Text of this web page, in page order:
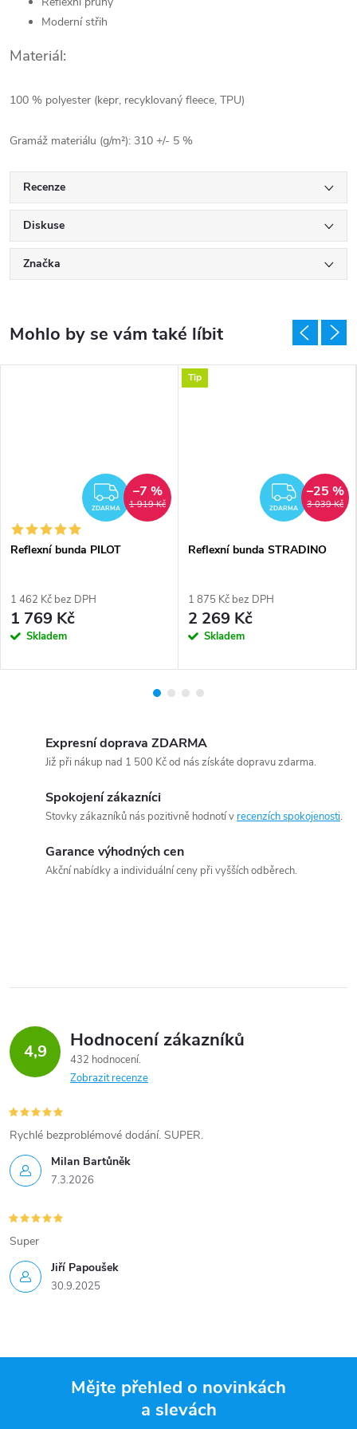
Expresní doprava ZDARMA
Již při nákup nad 1 500 Kč od nás získáte dopravu zdarma.
Spokojení zákazníci
Stovky zákazníků nás pozitivně hodnotí v recenzích spokojenosti.
Garance výhodných cen
Akční nabídky a individuální ceny při vyšších odběrech.
Moderní střih
Materiál:
100 % polyester (kepr, recyklovaný fleece, TPU)
Gramáž materiálu (g/m²): 310 +/- 5 %
Recenze
Diskuse
Značka
ZDARMA
ZDARMA 1 919 Kč
–7 %
Reflexní bunda PILOT
1 462 Kč bez DPH
1 769 Kč
Skladem
Tip
ZDARMA 3 039 Kč
–25 %
Reflexní bunda STRADINO
1 875 Kč bez DPH
2 269 Kč
Skladem
4,9 Hodnocení zákazníků
432 hodnocení
Zobrazit recenze
Milan Bartůněk
7.3.2026
Rychlé bezproblémové dodání. SUPER.
Jiří Papoušek
30.9.2025
Super
Mějte přehled o novinkách
a slevách